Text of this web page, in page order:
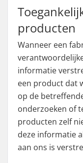
producten
Wanneer een
informatie
een product dat
op de
onderzoeken of
producten zelf
deze informatie
aan ons is